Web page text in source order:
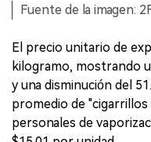
Fuente de la imagen:
El precio unitario de
kilogramo, mostrando
y una disminución del
promedio de
personales de